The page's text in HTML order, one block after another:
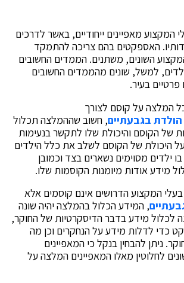
המקצוע מאפיינים ייחודיים, באשר לדרכים
האספקטים בהם צריכה להתמקד
השונים, משתנים. הממדים החשובים
למשל, שונים מהממדים החשובים
בעיר.
המלצה על קוסם לצורך
בגבעתיים, חשוב שההמלצה תכלול
של הקוסם והיכולת שלו לתקשר בנעימות
על היכולת של הקוסם לשלב את כלל הילדים
ילדים מסוימים נשארים בצד וכמובן
מידע אודות מיומנות הקוסמות שלו.
המקצוע הדרושים אינם קוסמים אלא
, המידע הכלול בהמלצה יהיה שונה
לכלול מידע בדבר הדיסקרטיות של החוקר,
כדי לדלות מידע על הנחקרים וכן מה
ניתן להבחין בנקל כי המאפיינים
לחלוטין מאלו המאפיינים המלצה על